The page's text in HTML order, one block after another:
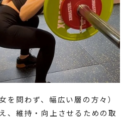
を問わず、幅広い層の方々）
、維持・向上させるための取